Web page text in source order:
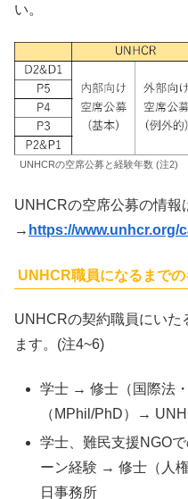
い。
UNHCRの空席公募と経験年数 (注2)
UNHCRの空席公募の情報
→ https://www.unhcr.org/
UNHCR職員になるまでの
UNHCRの契約職員にいた
ます。(注4~6)
学士 → 修士（国際法
（MPhil/PhD）→
学士、難民支援NGO
ーン経験 → 修士（人
日事務所